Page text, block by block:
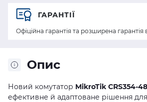
Опис
Новий комутатор MikroTik CRS354-
ефективне й адаптоване рішення
ГАРАНТІЇ
Офіційна гарантія та розширена гарантія